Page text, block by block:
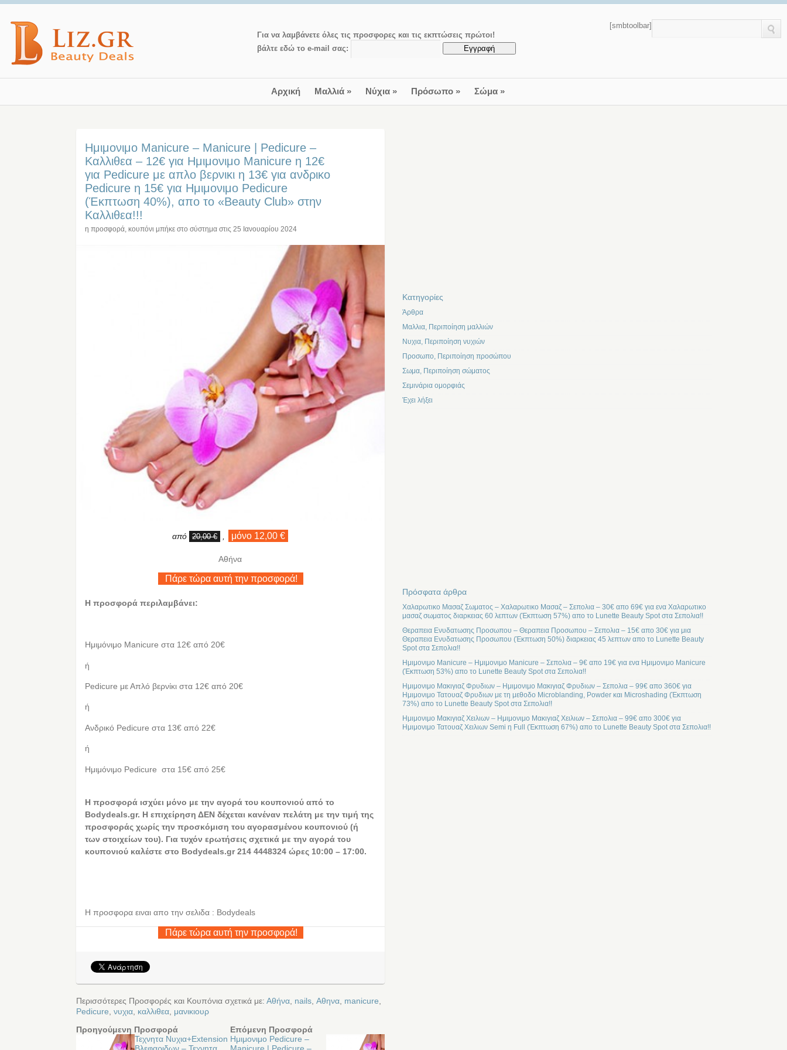
Για να λαμβάνετε όλες τις προσφορες και τις εκπτώσεις πρώτοι!
βάλτε εδώ το e-mail σας:
[smbtoolbar]
Αρχική Μαλλιά» Νύχια» Πρόσωπο» Σώμα»
Ημιμονιμο Manicure – Manicure | Pedicure –
Καλλιθεα – 12€ για Ημιμονιμο Manicure η 12€
για Pedicure με απλο βερνικι η 13€ για ανδρικο
Pedicure η 15€ για Ημιμονιμο Pedicure
(Έκπτωση 40%), απο το «Beauty Club» στην
Καλλιθεα!!!
η προσφορά, κουπόνι μπήκε στο σύστημα στις25 Ιανουαρίου 2024
από 20,00 € , μόνο 12,00 €
Αθήνα
Πάρε τώρα αυτή την προσφορά!
Η προσφορά περιλαμβάνει:
Ημιμόνιμo Manicure στα 12€ από 20€
ή
Pedicure με Απλό βερνίκι στα 12€ από 20€
ή
Ανδρικό Pedicure στα 13€ από 22€
ή
Ημιμόνιμο Pedicure στα 15€ από 25€
Η προσφορά ισχύει μόνο με την αγορά του κουπονιού από το
Bodydeals.gr. Η επιχείρηση ΔΕΝ δέχεται κανέναν πελάτη με την τιμή της
προσφοράς χωρίς την προσκόμιση του αγορασμένου κουπονιού (ή
των στοιχείων του). Για τυχόν ερωτήσεις σχετικά με την αγορά του
κουπονιού καλέστε στο Bodydeals.gr 214 4448324 ώρες 10:00 – 17:00.
Η προσφορα ειναι απο την σελιδα : Bodydeals
Πάρε τώρα αυτή την προσφορά!
Περισσότερες Προσφορές και Κουπόνια σχετικά με: Αθήνα, nails, Αθηνα, manicure
Pedicure νυχια, καλλιθεα, μανικιουρ
Προηγούμενη Προσφορά
Τεχνητα Νυχια+Extension
Επόμενη Προσφορά
Ημιμονιμο Pedicure –
Kατηγορίες
Άρθρα
Μαλλια, Περιποίηση μαλλιών
Νυχια, Περιποίηση νυχιών
Προσωπο, Περιποίηση προσώπου
Σωμα, Περιποίηση σώματος
Σεμινάρια ομορφιάς
Έχει λήξει
Πρόσφατα άρθρα
Χαλαρωτικο Μασαζ Σωματος – Χαλαρωτικο Μασαζ – Σεπολια – 30€ απο 69€ για ενα Χαλαρωτικο
μασαζ σωματος διαρκειας 60 λεπτων (Έκπτωση 57%) απο το Lunette Beauty Spot στα Σεπολια!!
Θεραπεια Ενυδατωσης Προσωπου – Θεραπεια Προσωπου – Σεπολια – 15€ απο 30€ για μια
Θεραπεια Ενυδατωσης Προσωπου (Έκπτωση 50%) διαρκειας 45 λεπτων απο το Lunette Beauty
Spot στα Σεπολια!!
Ημιμονιμο Manicure – Ημιμονιμο Manicure – Σεπολια – 9€ απο 19€ για ενα Ημιμονιμο Manicure
(Έκπτωση 53%) απο το Lunette Beauty Spot στα Σεπολια!!
Ημιμονιμο Μακιγιαζ Φρυδιων – Ημιμονιμο Μακιγιαζ Φρυδιων – Σεπολια – 99€ απο 360€ για
Ημιμονιμο Τατουαζ Φρυδιων με τη μεθοδο Microblanding, Powder και Microshading (Έκπτωση
73%) απο το Lunette Beauty Spot στα Σεπολια!!
Ημιμονιμο Μακιγιαζ Χειλιων – Ημιμονιμο Μακιγιαζ Χειλιων – Σεπολια – 99€ απο 300€ για
Ημιμονιμο Τατουαζ Χειλιων Semi η Full (Έκπτωση 67%) απο το Lunette Beauty Spot στα Σεπολια!!